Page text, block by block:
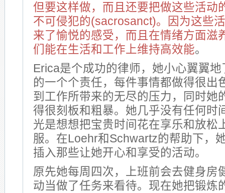
但要这样做，而且还要把做这些活动
不可侵犯的(sacrosanct)。
因为这些
来了愉悦的感受，而且在情绪方面滋
们能在生活和工作上维持高效能。
Erica是个成功的律师，她小心翼翼
的一个个责任，每件事情都做得很出
到工作所带来的无尽的压力，同时她
得很刻板和粗暴。她几乎没有任何时
光是想想把宝贵时间花在享乐和放松
服。在Loehr和Schwartz的帮助下，
插入那些让她开心和享受的活动。
原先她每周四次，上班前会去健身房
动当做了任务来看待。现在她把锻炼